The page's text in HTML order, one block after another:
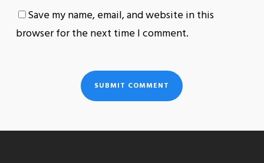
Save my name, email, and website in this
browser for the next time I comment.